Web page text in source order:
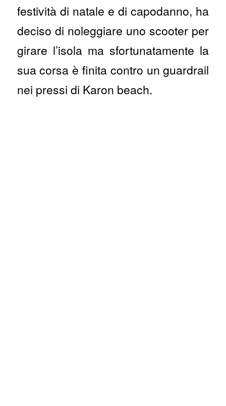
festività di natale e di capodanno, ha
deciso di noleggiare uno scooter per
girare l’isola ma sfortunatamente la
sua corsa è finita contro un guardrail
nei pressi di Karon beach.